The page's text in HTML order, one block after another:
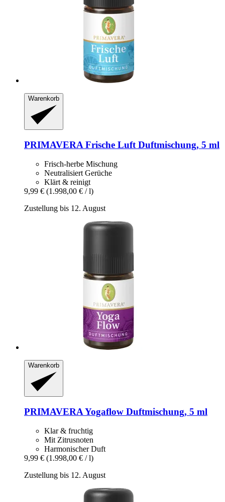
Warenkorb
PRIMAVERA Frische Luft Duftmischung, 5 ml
Frisch-herbe Mischung
Neutralisiert Gerüche
Klärt & reinigt
9,99 € (1.998,00 € / l)
Zustellung bis 12. August
Warenkorb
PRIMAVERAYogaflow Duftmischung, 5 ml
Klar & fruchtig
Mit Zitrusnoten
Harmonischer Duft
9,99 € (1.998,00 € / l)
Zustellung bis 12. August